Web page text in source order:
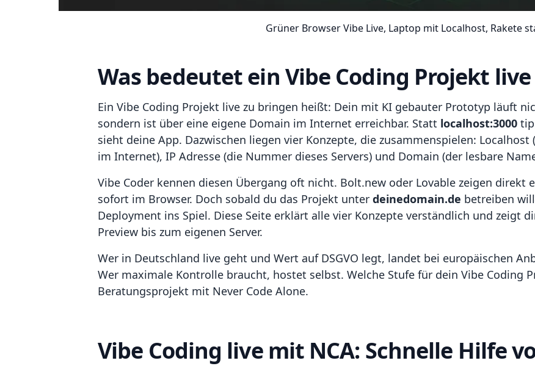
Grüner Browser Vibe Live, Laptop mit Localhost, Rakete
Was bedeutet ein Vibe Coding Projekt
Ein Vibe Coding Projekt live zu bringen heißt: Dein mit KI gebauter Prototyp läuft
sondern ist über eine eigene Domain im Internet erreichbar. Statt localhost:3000
sieht deine App. Dazwischen liegen vier Konzepte, die zusammenspielen:
im Internet), IP Adresse (die Nummer dieses Servers) und Domain (der lesbare
Vibe Coder kennen diesen Übergang oft nicht. Bolt.new oder Lovable zeigen direkt
sofort im Browser. Doch sobald du das Projekt unter deinedomain.de betreiben
Deployment ins Spiel. Diese Seite erklärt alle vier Konzepte verständlich und zeigt
Preview bis zum eigenen Server.
Wer in Deutschland live geht und Wert auf DSGVO legt, landet bei europäischen
Wer maximale Kontrolle braucht, hostet selbst. Welche Stufe für dein Vibe Coding
Beratungsprojekt mit Never Code Alone.
Vibe Coding live mit NCA: Schnelle Hilfe